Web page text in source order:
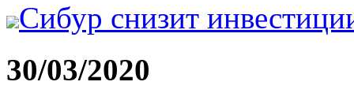
Сибур снизит
30/03/2020